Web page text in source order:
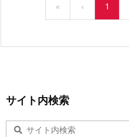
« ‹ 1
サイト内検索